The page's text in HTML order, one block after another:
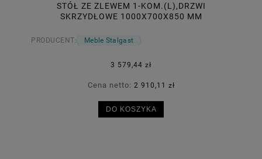
STÓŁ ZE ZLEWEM 1-KOM.(L),DRZWI
SKRZYDŁOWE 1000X700X850 MM
PRODUCENT: Meble Stalgast
3 579,44 zł
Cena netto: 2 910,11 zł
DO KOSZYKA